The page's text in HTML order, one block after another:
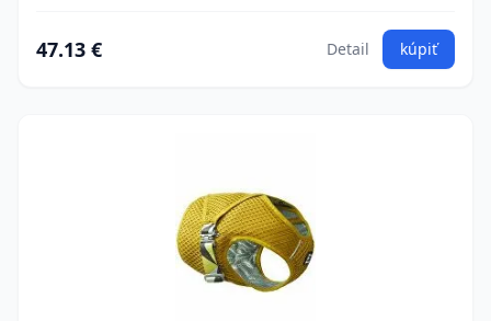
47.13 € Detail kúpiť